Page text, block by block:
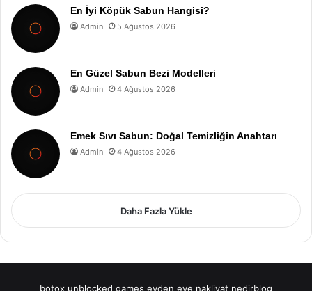
En İyi Köpük Sabun Hangisi?
Admin 5 Ağustos 2026
En Güzel Sabun Bezi Modelleri
Admin 4 Ağustos 2026
Emek Sıvı Sabun: Doğal Temizliğin Anahtarı
Admin 4 Ağustos 2026
Daha Fazla Yükle
botox unblocked games evden eve nakliyat nedirblog